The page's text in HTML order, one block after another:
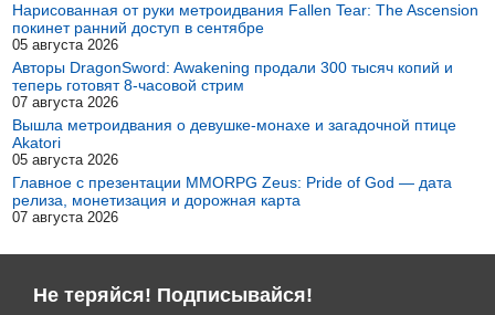
Нарисованная от руки метроидвания Fallen Tear: The Ascension
покинет ранний доступ в сентябре
05 августа 2026
Авторы DragonSword: Awakening продали 300 тысяч копий и
теперь готовят 8-часовой стрим
07 августа 2026
Вышла метроидвания о девушке-монахе и загадочной птице
Akatori
05 августа 2026
Главное с презентации MMORPG Zeus: Pride of God — дата
релиза, монетизация и дорожная карта
07 августа 2026
Не теряйся! Подписывайся!